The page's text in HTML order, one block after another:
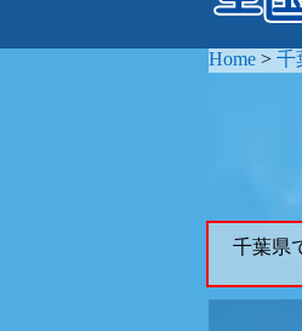
Home > 千
千葉県